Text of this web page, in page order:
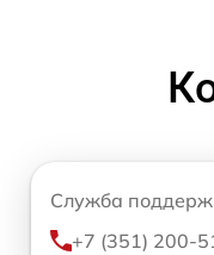
Служба
+7 (351) 200-